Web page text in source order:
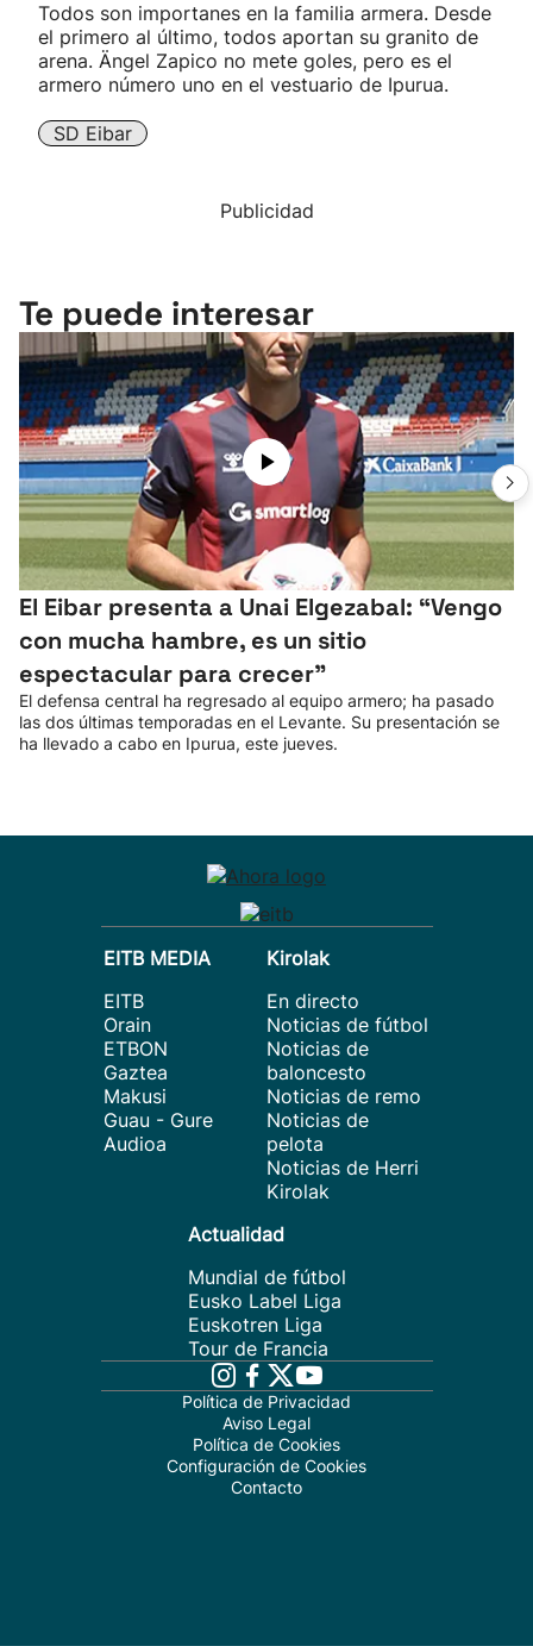
Carreras de montaña
Todos son importanes en la familia armera. Desde
el primero al último, todos aportan su granito de
arena. Ängel Zapico no mete goles, pero es el
armero número uno en el vestuario de Ipurua.
SD Eibar
Publicidad
Te puede interesar
El Eibar presenta a Unai Elgezabal: “Vengo
con mucha hambre, es un sitio
espectacular para crecer”
El defensa central ha regresado al equipo armero; ha pasado
las dos últimas temporadas en el Levante. Su presentación se
ha llevado a cabo en Ipurua, este jueves.
EITB MEDIA
EITB
Orain
ETBON
Gaztea
Makusi
Guau - Gure
Audioa
Kirolak
En directo
Noticias de fútbol
Noticias de
baloncesto
Noticias de remo
Noticias de
pelota
Noticias de Herri
Kirolak
Actualidad
Mundial de fútbol
Eusko Label Liga
Euskotren Liga
Tour de Francia
Política de Privacidad
Aviso Legal
Política de Cookies
Configuración de Cookies
Contacto